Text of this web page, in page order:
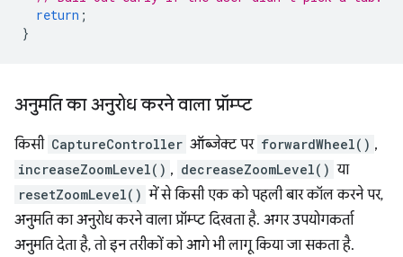
return ;
}
अनुमति का अनुरोध करने वाला प्रॉम्प्ट
किसी CaptureController ऑब्जेक्ट पर forwardWheel() ,
increaseZoomLevel() , decreaseZoomLevel() या
resetZoomLevel() में से किसी एक को पहली बार कॉल करने पर,
अनुमति का अनुरोध करने वाला प्रॉम्प्ट दिखता है. अगर उपयोगकर्ता
अनुमति देता है, तो इन तरीकों को आगे भी लागू किया जा सकता है.